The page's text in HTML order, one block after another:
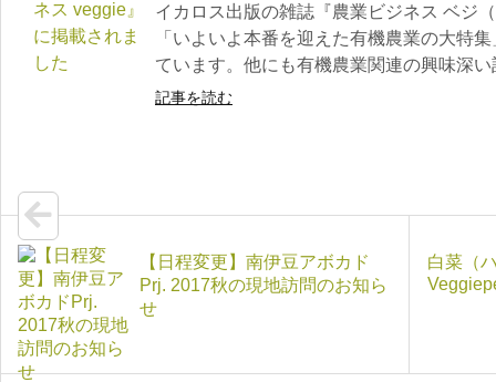
イカロス出版の雑誌『農業ビジネス ベジ
「いよいよ本番を迎えた有機農業の大特
ています。他にも有機農業関連の興味深
記事を読む
【日程変更】南伊豆アボカド
Prj. 2017秋の現地訪問のお知ら
せ
白菜（